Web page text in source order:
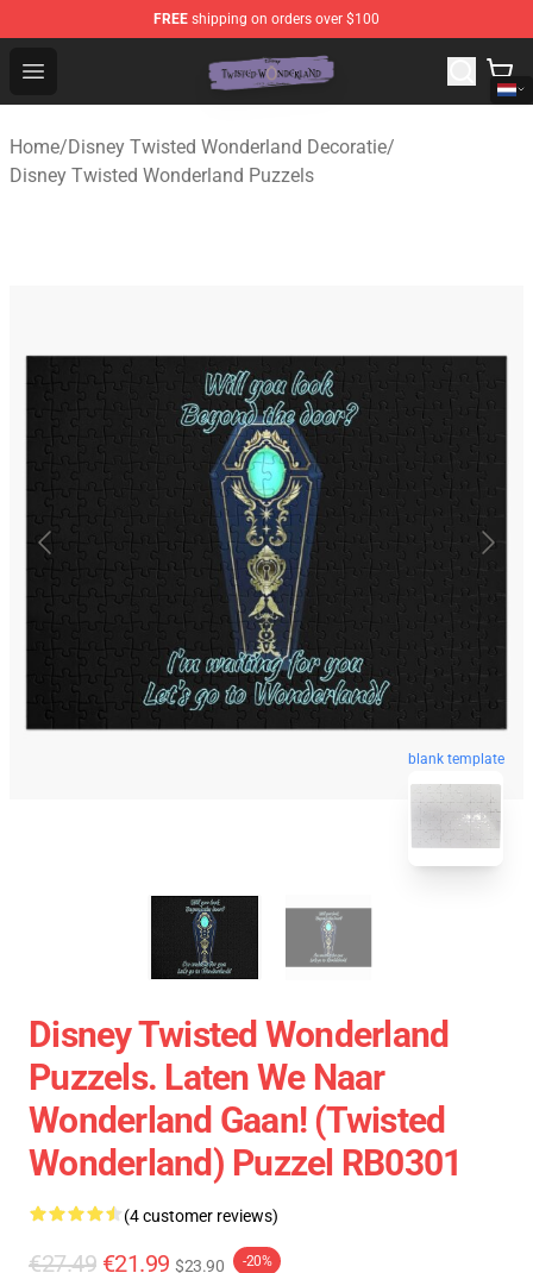
FREE shipping on orders over $100
Open menu
Twisted Wonderland Store - Official Twisted
Home/Disney Twisted Wonderland Decoratie/
Disney Twisted Wonderland Puzzels
blank template
Disney Twisted Wonderland
Puzzels. Laten We Naar
Wonderland Gaan! (Twisted
Wonderland) Puzzel RB0301
(4 customer reviews)
€27.49 €21.99 $23.90 -20%